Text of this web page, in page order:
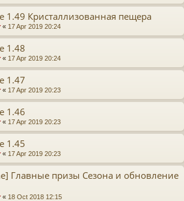
1.49 Кристаллизованная пещера
« 17 Apr 2019 20:24
1.48
« 17 Apr 2019 20:24
1.47
« 17 Apr 2019 20:23
1.46
« 17 Apr 2019 20:23
1.45
« 17 Apr 2019 20:23
Главные призы Сезона и обновление
« 18 Oct 2018 12:15